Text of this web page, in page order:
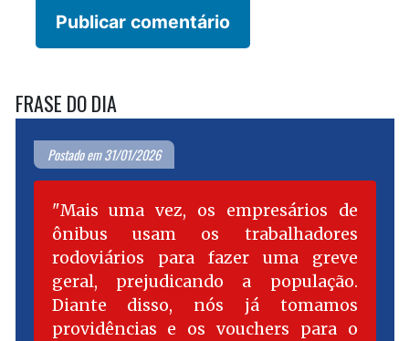
FRASE DO DIA
Postado em 31/01/2026
Mais uma vez, os empresários de
ônibus usam os trabalhadores
rodoviários para fazer uma greve
geral, prejudicando a população.
Diante disso, nós já tomamos
providências e os vouchers para o